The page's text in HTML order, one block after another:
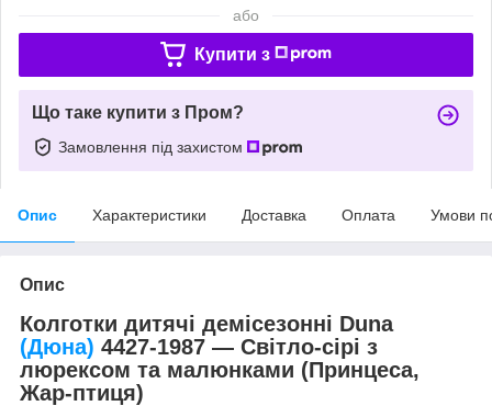
або
Купити з
Що таке купити з Пром?
Замовлення під захистом
Опис Характеристики Доставка Оплата Умови
Опис
Колготки дитячі демісезонні Duna
(Дюна) 4427-1987 — Світло-сірі з
люрексом та малюнками (Принцеса,
Жар-птиця)